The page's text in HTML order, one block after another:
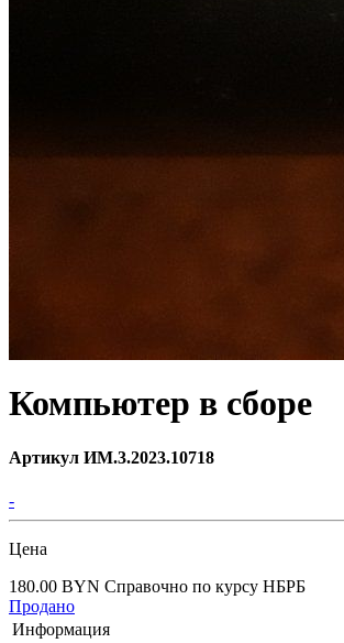
Компьютер в сборе
Артикул ИМ.3.2023.10718
-
Цена
180.00 BYN Справочно по курсу НБРБ
Продано
Информация